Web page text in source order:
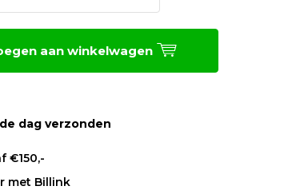
aan winkelwagen
dag verzonden
€150,-
met Billink